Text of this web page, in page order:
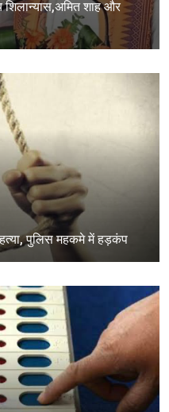
शिलान्यास,अमित शाह और
पुलिस महकमे में हड़कंप